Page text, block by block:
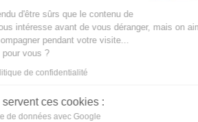
On a attendu d'être sûrs que le contenu de
ce site vous intéresse avant de vous
vous accompagner pendant votre visite...
C'est OK pour vous ?
Lire la politique de confidentialité
À quoi servent ces cookies :
Partage de données avec Google